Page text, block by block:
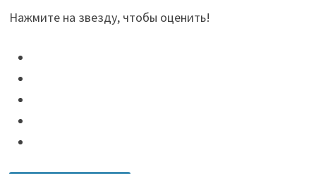
Нажмите на звезду, чтобы оценить!